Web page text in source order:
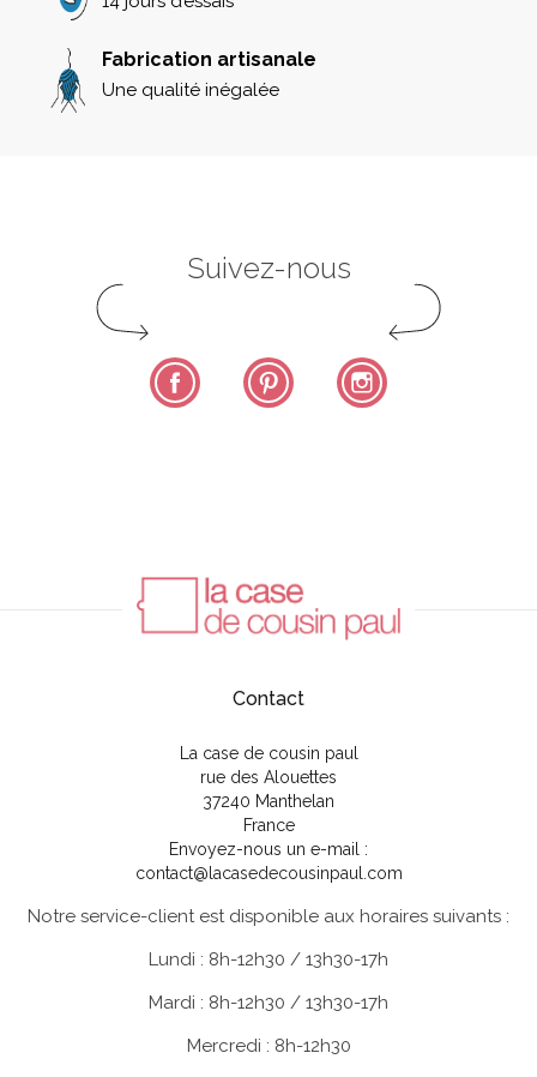
91 19 04 09
L'ATELIER ZAE
22 Rue de l'Ange 66000 PERPIGNAN 09 88 01 33
Beauregard ZAC de, Av. de Périaz 74600
SEYNOD 0458100820
COINS & RECOINS
191 Rue Roberval 84120 Pertuis
7 rue de la ferme Hameau de Serbonne 77580
Crécy la Chapelle 01 60 04 07 33
30 place de la République 29100 Pont l'Abbé
LA PASSERELLE
10 rue Albert Louppe 29660 Carentec 02 98 67
MAGNOLIA
68 avenue du 11 novembre 17300 Rochefort sur
mer 05 46 87 26 60
LATITUDES MOBILIER
Fabrication artisanale
Une qualité inégalée
Suivez-nous
Facebook Pinterest
Contact
La case de cousin paul
rue des Alouettes
37240 Manthelan
France
Envoyez-nous un e-mail :
contact@lacasedecousinpaul.com
Notre service-client est disponible aux horaires suivants :
Lundi : 8h-12h30 / 13h30-17h
Mardi : 8h-12h30 / 13h30-17h
Mercredi : 8h-12h30